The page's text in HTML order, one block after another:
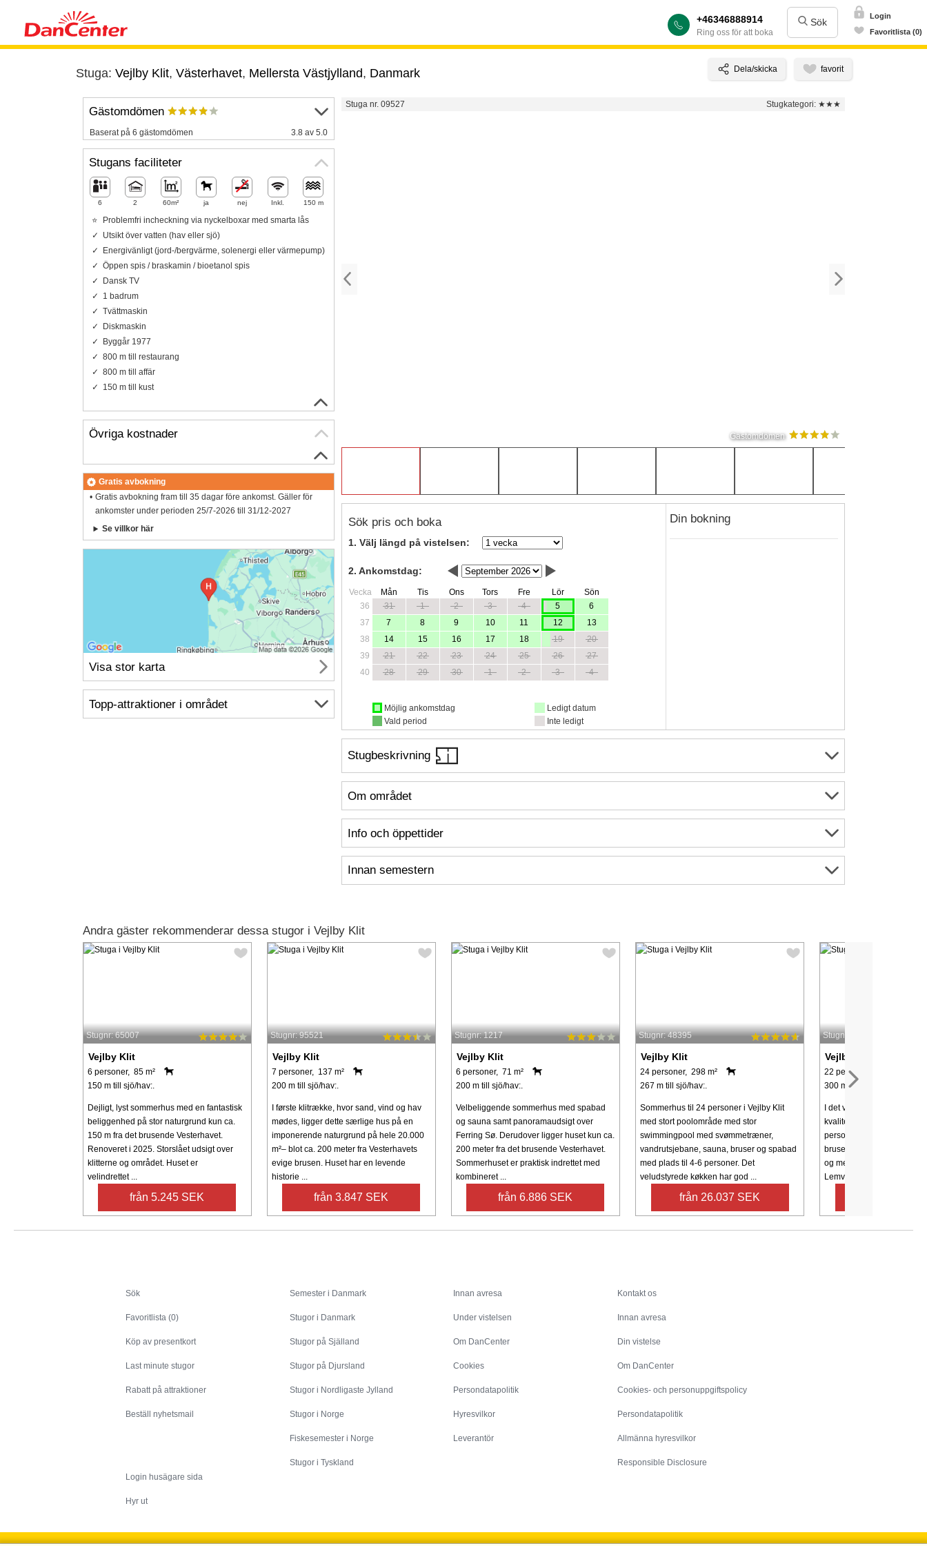
+46346888914
Ring oss för att boka
Sök
Login
Favoritlista (0)
Stuga: Vejlby Klit, Västerhavet, Mellersta Västjylland, Danmark
Stuga nr. 09527 Stugkategori: ★★★
Gästomdömen
Sök pris och boka
1. Välj längd på vistelsen:
2. Ankomstdag:
Vecka Mån Tis Ons Tors Fre Lör
Sön
36
31 1 2 3 4 5
6
37
7 8 9 10 11 12
13
38
14 15 16 17 18 19
20
39
21 22 23 24 25 26
27
40
28 29 30 1 2 3 4
Möjlig ankomstdag
Vald period
Ledigt datum
Inte ledigt
Din bokning
Stugbeskrivning
Om området
Info och öppettider
Innan semestern
Gästomdömen
Baserat på 6 gästomdömen 3.8 av 5.0
Stugans faciliteter
6 2 60m² ja nej Inkl. 150 m
Problemfri incheckning via nyckelboxar med smarta lås
Utsikt över vatten (hav eller sjö)
Energivänligt (jord-/bergvärme, solenergi eller värmepump)
Öppen spis / braskamin / bioetanol spis
Dansk TV
1 badrum
Tvättmaskin
Diskmaskin
Byggår 1977
800 m till restaurang
800 m till affär
150 m till kust
Övriga kostnader
Gratis avbokning
Gratis avbokning fram till 35 dagar före ankomst. Gäller för
ankomster under perioden 25/7-2026 till 31/12-2027
Se villkor här
Visa stor karta
Topp-attraktioner i området
Andra gäster rekommenderar dessa stugor i Vejlby Klit
Stugnr: 65007
Vejlby Klit
6 personer, 85 m²
150 m till sjö/hav:.
Dejligt, lyst sommerhus med en fantastisk
beliggenhed på stor naturgrund kun ca.
150 m fra det brusende Vesterhavet.
Renoveret i 2025. Storslået udsigt over
klitterne og området. Huset er
velindrettet ...
från 5.245 SEK
Stugnr: 95521
Vejlby Klit
7 personer, 137 m²
200 m till sjö/hav:.
I første klitrække, hvor sand, vind og hav
mødes, ligger dette særlige hus på en
imponerende naturgrund på hele 20.000
m²– blot ca. 200 meter fra Vesterhavets
evige brusen. Huset har en levende
historie ...
från 3.847 SEK
Stugnr: 1217
Vejlby Klit
6 personer, 71 m²
200 m till sjö/hav:.
Velbeliggende sommerhus med spabad
og sauna samt panoramaudsigt over
Ferring Sø. Derudover ligger huset kun ca.
200 meter fra det brusende Vesterhavet.
Sommerhuset er praktisk indrettet med
kombineret ...
från 6.886 SEK
Stugnr: 48395
Vejlby Klit
24 personer, 298 m²
267 m till sjö/hav:.
Sommerhus til 24 personer i Vejlby Klit
med stort poolområde med stor
swimmingpool med svømmetræner,
vandrutsjebane, sauna, bruser og spabad
med plads til 4-6 personer. Det
veludstyrede køkken har god ...
från 26.037 SEK
Stugnr: 40544
Vejlby Klit
22 personer, 325 m²
300 m till sjö/hav:.
I det vestjyske Vejlby Klit
kvalitetsbevidste
personer. Med blot 800
brusende Vesterhav, i
og med en kort køretur til
Lemvig, ...
Sök
Favoritlista (0)
Köp av presentkort
Last minute stugor
Rabatt på attraktioner
Beställ nyhetsmail
Login husägare sida
Hyr ut
Semester i Danmark
Stugor i Danmark
Stugor på Själland
Stugor på Djursland
Stugor i Nordligaste Jylland
Stugor i Norge
Fiskesemester i Norge
Stugor i Tyskland
Innan avresa
Under vistelsen
Om DanCenter
Cookies
Persondatapolitik
Hyresvilkor
Leverantör
Kontakt os
Innan avresa
Din vistelse
Om DanCenter
Cookies- och personuppgiftspolicy
Persondatapolitik
Allmänna hyresvilkor
Responsible Disclosure